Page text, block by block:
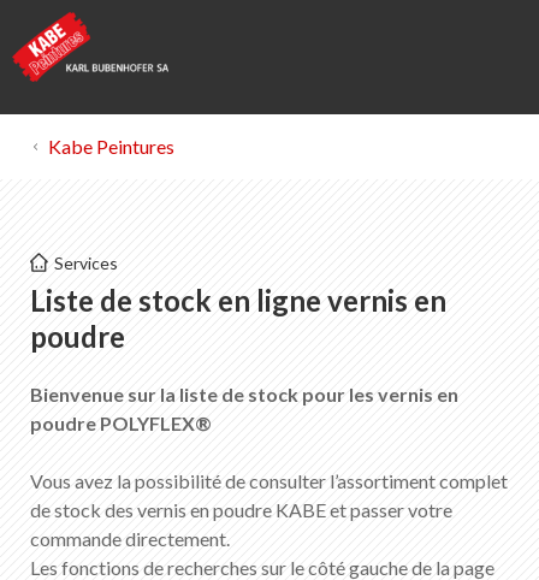
Liste de stock en ligne de vernis en poudre
Portrait de KABE Peintures
Téléchargements
DE
FR EN
Kabe Peintures
Services
Liste de stock en ligne vernis en
poudre
Bienvenuesur la liste de stock pour les vernis en
poudre POLYFLEX®
Vous avez la possibilité de consulter l’assortiment complet
de stock des vernis en poudre KABE et passer votre
commande directement.
Les fonctions de recherches sur le côté gauche de la page